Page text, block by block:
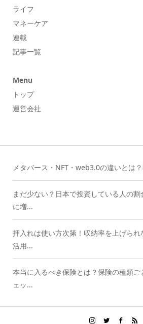
ライフ
マネーケア
連載
記事一覧
Menu
トップ
運営会社
メタバース・NFT・web3.0の違いとは
まだ少ない？日本で投資している人の
に増...
押入れは使い方次第！収納率を上げられ
活用...
本当に入るべき保険とは？保険の種類ご
ェッ...